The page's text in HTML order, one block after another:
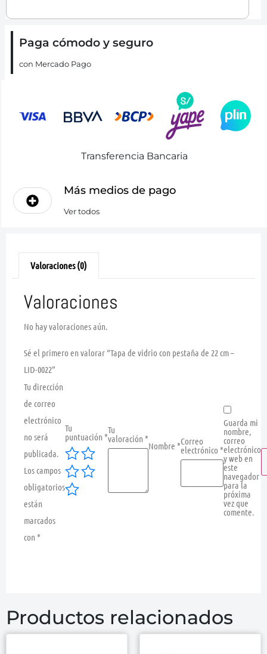
Paga cómodo y seguro
con Mercado Pago
Transferencia Bancaria
Más medios de pago
Ver todos
Valoraciones (0)
Valoraciones
No hay valoraciones aún.
Sé el primero en valorar “Tapa de vidrio con pestaña de 22 cm –
LID-0022”
Tu dirección
de correo
electrónico
no será
publicada.
Los campos
obligatorios
están
marcados
con *
Tu
puntuación *
Tu
valoración *
Nombre *Correo
electrónico *
Guarda mi
nombre,
correo
electrónico
y web en
este
navegador
para la
próxima
vez que
comente.
Productos relacionados